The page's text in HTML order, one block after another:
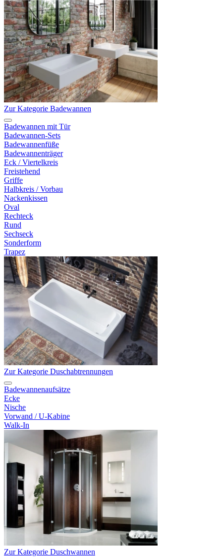
Zur Kategorie Badewannen
Badewannen mit Tür
Badewannen-Sets
Badewannenfüße
Badewannenträger
Eck / Viertelkreis
Freistehend
Griffe
Halbkreis / Vorbau
Nackenkissen
Oval
Rechteck
Rund
Sechseck
Sonderform
Trapez
Zur Kategorie Duschabtrennungen
Badewannenaufsätze
Ecke
Nische
Vorwand / U-Kabine
Walk-In
Zur Kategorie Duschwannen